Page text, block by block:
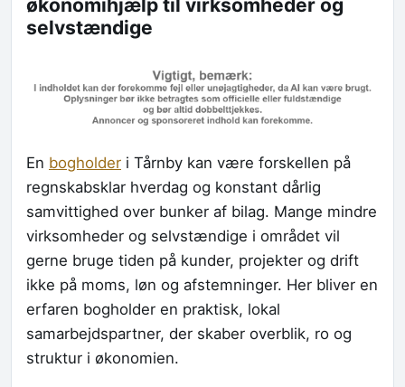
økonomihjælp til virksomheder og
selvstændige
En bogholder i Tårnby kan være forskellen på
regnskabsklar hverdag og konstant dårlig
samvittighed over bunker af bilag. Mange mindre
virksomheder og selvstændige i området vil
gerne bruge tiden på kunder, projekter og drift
ikke på moms, løn og afstemninger. Her bliver en
erfaren bogholder en praktisk, lokal
samarbejdspartner, der skaber overblik, ro og
struktur i økonomien.